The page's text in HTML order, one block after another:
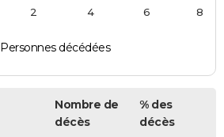
Personnes décédées
2 4 6 8
Nombre de
décès
% des
décès